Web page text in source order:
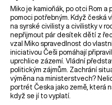
Miko je kamioňák, po otci Rom
pomoci potřebným. Když česká
na syrské civilisty a civilistky v
nepřijmout pár desítek dětí z
vzal Miko spravedlnost do
iniciativou Češi pomáhají
uprchlice zázemí. Vládní
politickým zájmům. Zachrání
výměna na ministerstvech?
portrét Česka jako země, která
když se jí to vyplatí.